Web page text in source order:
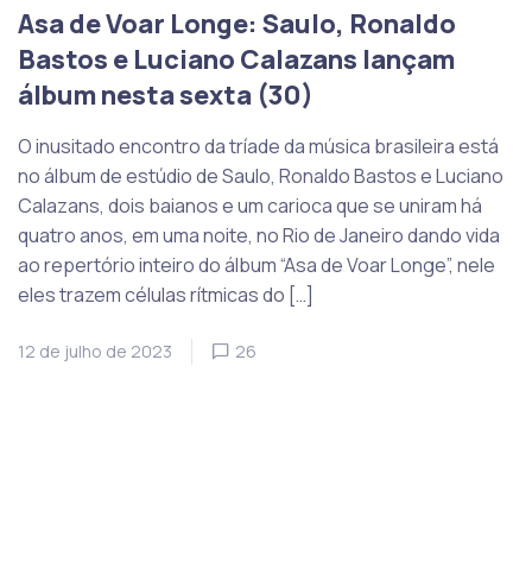
Asa de Voar Longe: Saulo, Ronaldo
Bastos e Luciano Calazans lançam
álbum nesta sexta (30)
O inusitado encontro da tríade da música brasileira está
no álbum de estúdio de Saulo, Ronaldo Bastos e Luciano
Calazans, dois baianos e um carioca que se uniram há
quatro anos, em uma noite, no Rio de Janeiro dando vida
ao repertório inteiro do álbum “Asa de Voar Longe”, nele
eles trazem células rítmicas do […]
12 de julho de 2023 26